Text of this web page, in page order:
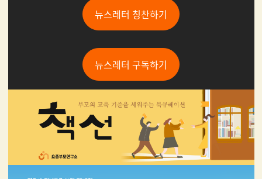
뉴스레터 칭찬하기
뉴스레터 구독하기